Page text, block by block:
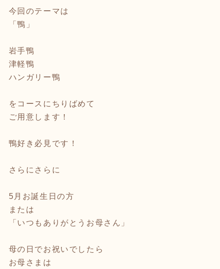
今回のテーマは
「鴨」
岩手鴨
津軽鴨
ハンガリー鴨
をコースにちりばめて
ご用意します！
鴨好き必見です！
さらにさらに
5月お誕生日の方
または
「いつもありがとうお母さん」
母の日でお祝いでしたら
お母さまは